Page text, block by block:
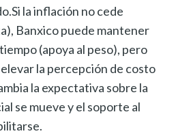
la inflación no cede
Banxico puede mantener
(apoya al peso), pero
la percepción de costo
la expectativa sobre la
se mueve y el soporte al